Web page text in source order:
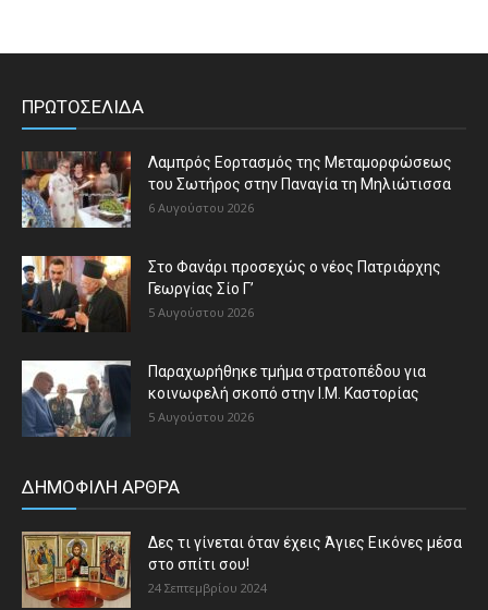
ΠΡΩΤΟΣΕΛΙΔΑ
Λαμπρός Εορτασμός της Μεταμορφώσεως
του Σωτήρος στην Παναγία τη Μηλιώτισσα
6 Αυγούστου 2026
Στο Φανάρι προσεχώς ο νέος Πατριάρχης
Γεωργίας Σίο Γ’
5 Αυγούστου 2026
Παραχωρήθηκε τμήμα στρατοπέδου για
κοινωφελή σκοπό στην Ι.Μ. Καστορίας
5 Αυγούστου 2026
ΔΗΜΟΦΙΛΗ ΑΡΘΡΑ
Δες τι γίνεται όταν έχεις Άγιες Εικόνες μέσα
στο σπίτι σου!
24 Σεπτεμβρίου 2024